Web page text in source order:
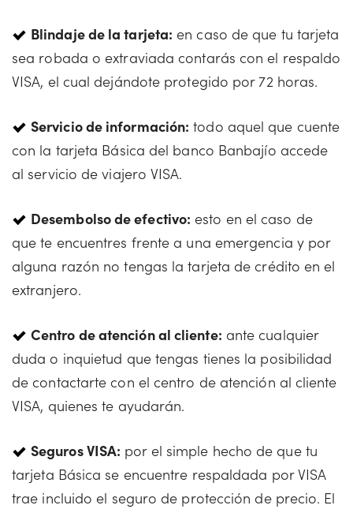
Blindaje de la tarjeta: en caso de que tu tarjeta
sea robada o extraviada contarás con el respaldo
VISA, el cual dejándote protegido por 72 horas.
Servicio de información: todo aquel que cuente
con la tarjeta Básica del banco Banbajío accede
al servicio de viajero VISA.
Desembolso de efectivo: esto en el caso de
que te encuentres frente a una emergencia y por
alguna razón no tengas la tarjeta de crédito en el
extranjero.
Centro de atención al cliente: ante cualquier
duda o inquietud que tengas tienes la posibilidad
de contactarte con el centro de atención al cliente
VISA, quienes te ayudarán.
Seguros VISA: por el simple hecho de que tu
tarjeta Básica se encuentre respaldada por VISA
trae incluido el seguro de protección de precio. El